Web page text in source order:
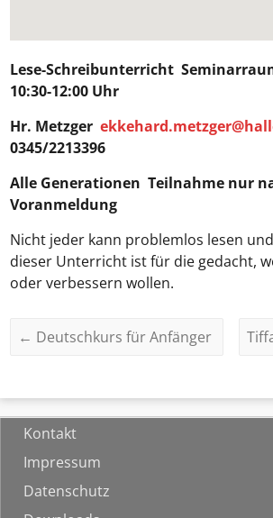
Lese-Schreibunterricht
10:30-12:00 Uhr
Hr. Metzger
0345/2213396
Alle GenerationenTeilnahme nur
Voranmeldung
Nicht jeder kann problemlos lesen
dieser Unterricht ist für die gedacht,
oder verbessern wollen.
← Deutschkurs für Anfänger
Kontakt
Impressum
Datenschutz